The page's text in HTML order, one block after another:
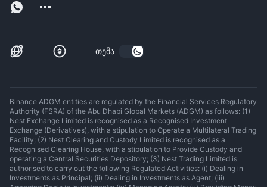
თემა
Binance ADGM entities are regulated by the Financial Services Regulatory
Authority (FSRA) of the Abu Dhabi Global Markets (ADGM) as follows: (1)
Nest Exchange Limited is recognised as a Recognised Investment
Exchange (Derivatives), with a stipulation to Operate a Multilateral Trading
Facility; (2) Nest Clearing and Custody Limited is recognised as a
Recognised Clearing House, with a stipulation to Provide Custody and
operating a Central Securities Depository; (3) Nest Trading Limited is
authorised to carry out the following Regulated Activities: (i) Dealing in
Investments as Principal; (ii) Dealing in Investments as Agent; (iii)